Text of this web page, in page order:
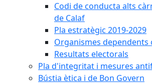
Codi de conducta alts
de Calaf
Pla estratègic 2019-2029
Organismes dependents
Resultats electorals
Pla d'integritat i mesures
Bústia ètica i de Bon Govern